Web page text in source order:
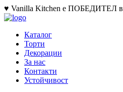
♥ Vanilla Kitchen е ПОБЕДИТЕЛ в
Каталог
Торти
Декорации
За нас
Контакти
Устойчивост